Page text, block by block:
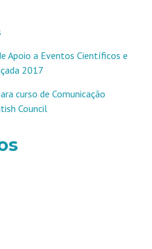
Apoio a Eventos Científicos e
2017
curso de Comunicação
Council